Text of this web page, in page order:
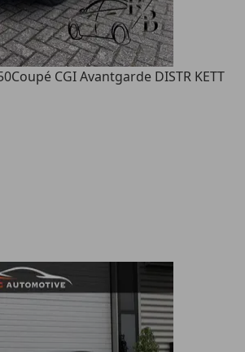
Coupé CGI Avantgarde DISTR KETT